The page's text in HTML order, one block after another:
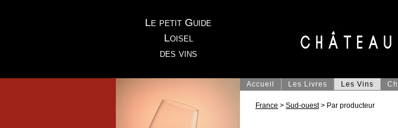
Le petit Guide
Loisel
des vins
Accueil Les Livres Les Vins
France > Sud-ouest> Par producteur